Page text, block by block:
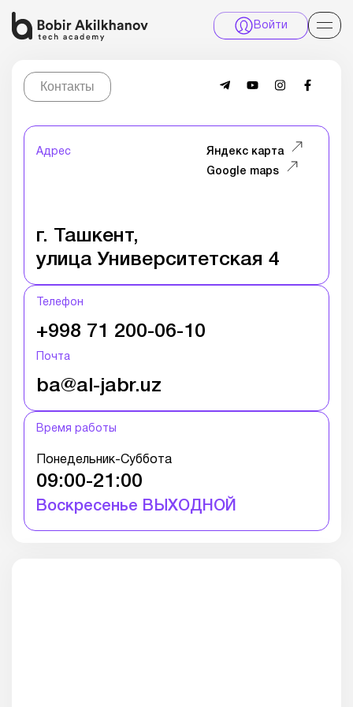
Войти
Контакты
Адрес
Яндекс карта
Google maps
г. Ташкент,
улица Университетская 4
Телефон
+998 71 200-06-10
Почта
ba@al-jabr.uz
Время работы
Понедельник-Суббота
09:00-21:00
Воскресенье ВЫХОДНОЙ